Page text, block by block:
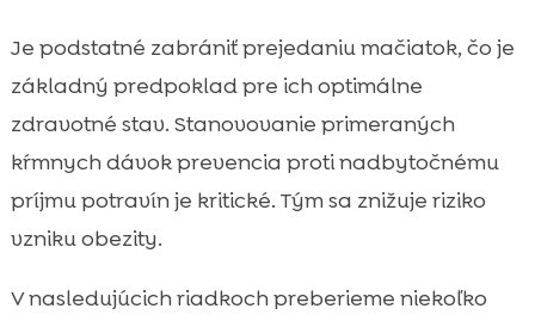
Je podstatné zabrániť prejedaniu mačiatok, čo je
základný predpoklad pre ich optimálne
zdravotné stav. Stanovovanie primeraných
kŕmnych dávok prevencia proti nadbytočnému
príjmu potravín je kritické. Tým sa znižuje riziko
vzniku obezity.
V nasledujúcich riadkoch preberieme niekoľko